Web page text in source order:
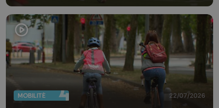
MOBILITÉ 22/07/2026